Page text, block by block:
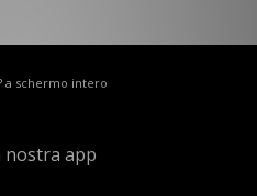
a schermo intero
nostra app